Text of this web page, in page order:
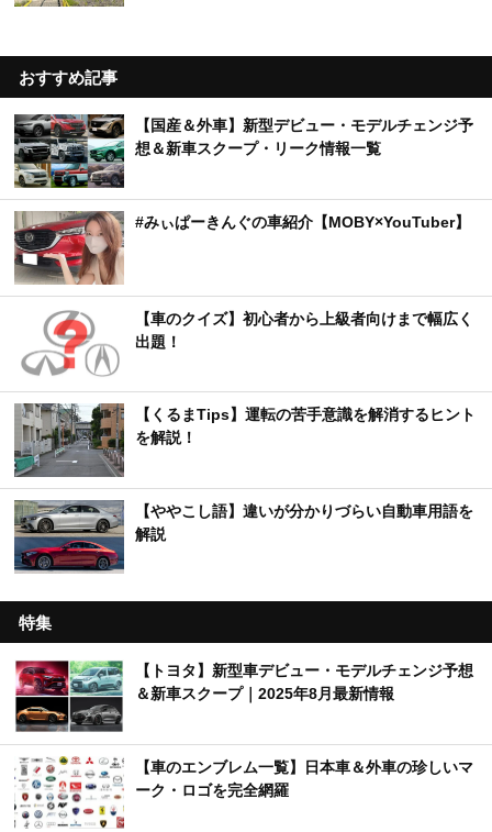
おすすめ記事
【国産＆外車】新型デビュー・モデルチェンジ予
想＆新車スクープ・リーク情報一覧
#みぃぱーきんぐの車紹介【MOBY×YouTuber】
【車のクイズ】初心者から上級者向けまで幅広く
出題！
【くるまTips】運転の苦手意識を解消するヒント
を解説！
【ややこし語】違いが分かりづらい自動車用語を
解説
特集
【トヨタ】新型車デビュー・モデルチェンジ予想
＆新車スクープ｜2025年8月最新情報
【車のエンブレム一覧】日本車＆外車の珍しいマ
ーク・ロゴを完全網羅